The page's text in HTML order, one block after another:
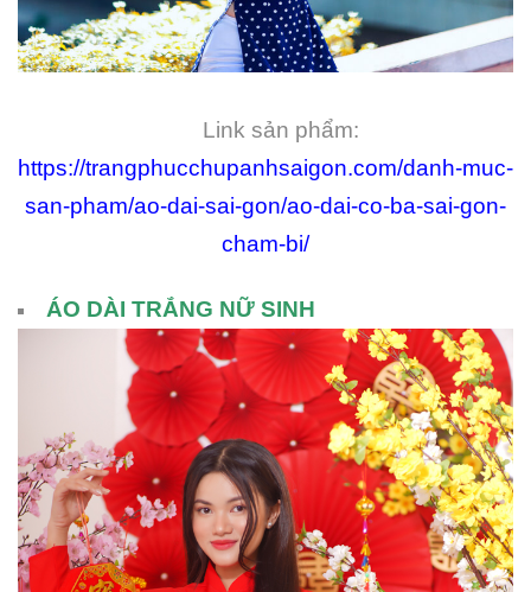
Link sản phẩm:
https://trangphucchupanhsaigon.com/danh-muc-
san-pham/ao-dai-sai-gon/ao-dai-co-ba-sai-gon-
cham-bi/
ÁO DÀI TRẮNG NỮ SINH